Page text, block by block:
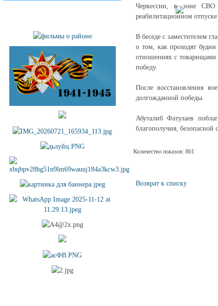
Черкессии, в зоне СВО
реабилитационном
В беседе с заместителем
о том, как проходят
отношениях с
победу.
После восстановления
долгожданной победы.
Абуталиб Фатулаев
благополучия,
Количество показов: 861
Возврат к списку